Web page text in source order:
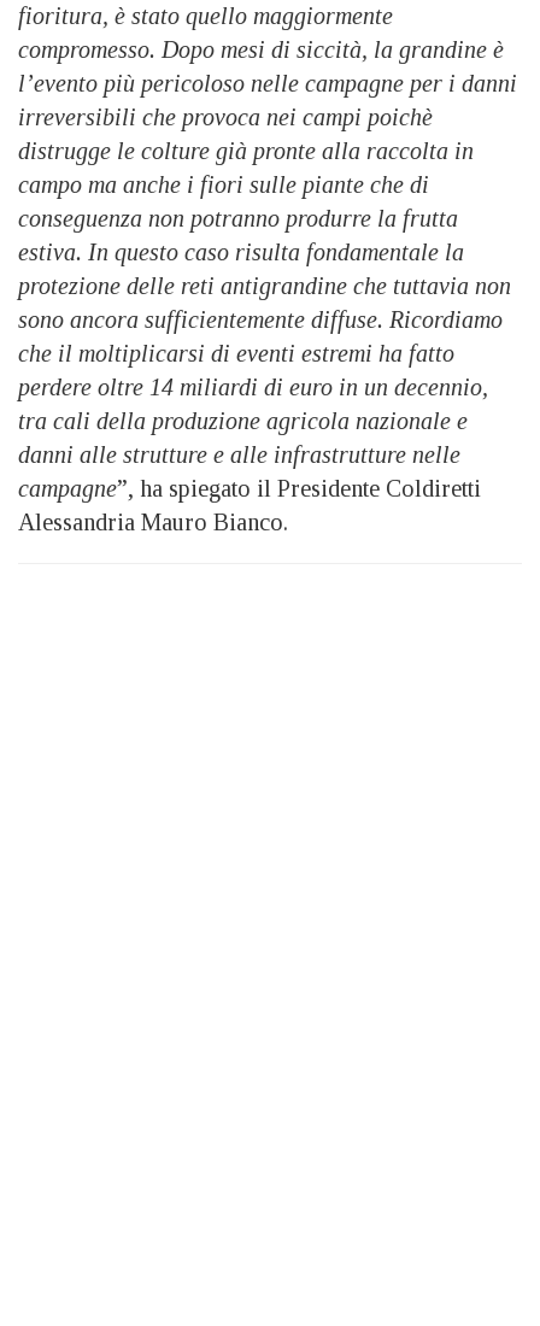
fioritura, è stato quello maggiormente
compromesso. Dopo mesi di siccità, la grandine è
l’evento più pericoloso nelle campagne per i danni
irreversibili che provoca nei campi poichè
distrugge le colture già pronte alla raccolta in
campo ma anche i fiori sulle piante che di
conseguenza non potranno produrre la frutta
estiva. In questo caso risulta fondamentale la
protezione delle reti antigrandine che tuttavia non
sono ancora sufficientemente diffuse. Ricordiamo
che il moltiplicarsi di eventi estremi ha fatto
perdere oltre 14 miliardi di euro in un decennio,
tra cali della produzione agricola nazionale e
danni alle strutture e alle infrastrutture nelle
campagne”, ha spiegato il Presidente Coldiretti
Alessandria Mauro Bianco.